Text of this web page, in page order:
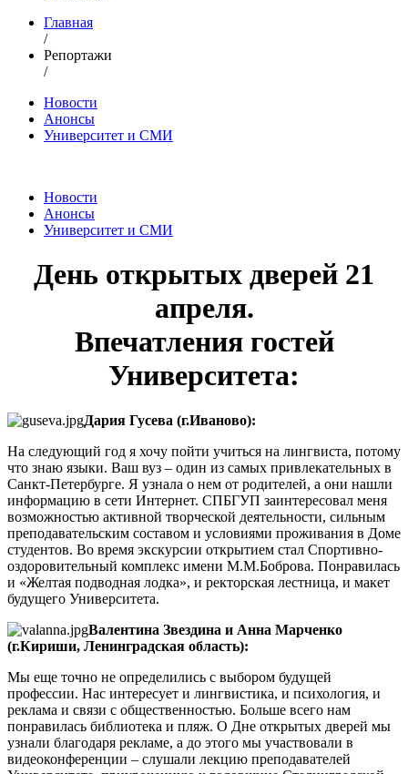
Главная
/
Репортажи
/
Новости
Анонсы
Университет и СМИ
Новости
Анонсы
Университет и СМИ
День открытых дверей 21
апреля.
Впечатления гостей
Университета:
Дария Гусева (г.Иваново):
На следующий год я хочу пойти учиться на лингвиста, потому
что знаю языки. Ваш вуз – один из самых привлекательных в
Санкт-Петербурге. Я узнала о нем от родителей, а они нашли
информацию в сети Интернет. СПБГУП заинтересовал меня
возможностью активной творческой деятельности, сильным
преподавательским составом и условиями проживания в Доме
студентов. Во время экскурсии открытием стал Спортивно-
оздоровительный комплекс имени М.М.Боброва. Понравилась
и «Желтая подводная лодка», и ректорская лестница, и макет
будущего Университета.
Валентина Звездина и Анна Марченко
(г.Кириши, Ленинградская область):
Мы еще точно не определились с выбором будущей
профессии. Нас интересует и лингвистика, и психология, и
реклама и связи с общественностью. Больше всего нам
понравилась библиотека и пляж. О Дне открытых дверей мы
узнали благодаря рекламе, а до этого мы участвовали в
видеоконференции – слушали лекцию преподавателей